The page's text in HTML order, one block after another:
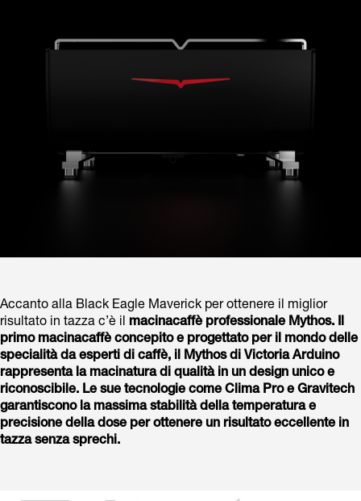
Accanto alla Black Eagle Maverick per ottenere il miglior
risultato in tazza c’è il macinacaffè professionale Mythos. Il
primo macinacaffè concepito e progettato per il mondo delle
specialità da esperti di caffè, il Mythosdi Victoria Arduino
rappresenta la macinatura di qualità in un design unico e
riconoscibile. Le sue tecnologie come Clima Pro e Gravitech
garantiscono la massima stabilità della temperatura e
precisione della dose per ottenere un risultato eccellente in
tazza senza sprechi.